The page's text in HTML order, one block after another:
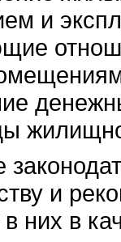
и
и
них в